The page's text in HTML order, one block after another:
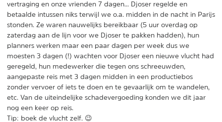
vertraging en onze vrienden 7 dagen... Djoser regelde en
betaalde intussen niks terwijl we o.a. midden in de nacht in Parijs
stonden. Ze waren nauwelijks bereikbaar (5 uur overdag op
zaterdag aan de lijn voor we Djoser te pakken hadden), hun
planners werken maar een paar dagen per week dus we
moesten 3 dagen (!) wachten voor Djoser een nieuwe vlucht had
geregeld, hun medewerker die tegen ons schreeuwden,
aangepaste reis met 3 dagen midden in een productiebos
zonder vervoer of iets te doen en te gevaarlijk om te wandelen,
etc. Van de uiteindelijke schadevergoeding konden we dit jaar
nog een keer op reis.
Tip: boek de vlucht zelf. 😉